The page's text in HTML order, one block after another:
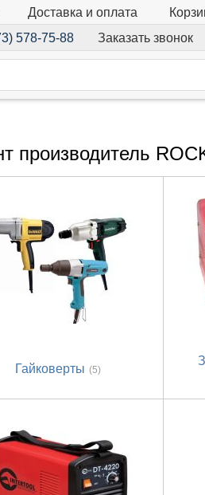
Доставка и оплата
578-75-88 Заказать звонок
производитель
Гайковерты (5)